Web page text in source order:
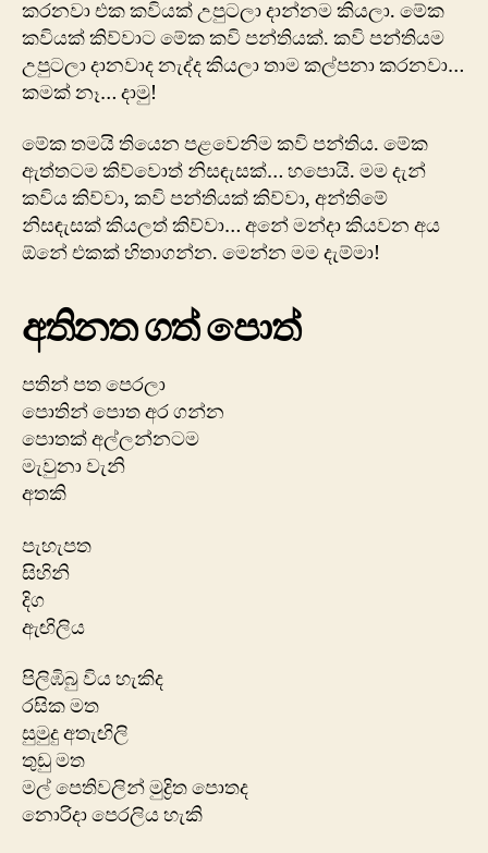
කරනවා එක කවියක් උපුටලා දාන්නම කියලා. මේක
කවියක් කිව්වාට මේක කවි පන්තියක්. කවි පන්තියම
උපුටලා දානවාද නැද්ද කියලා තාම කල්පනා කරනවා…
කමක් නෑ… දාමු!
මේක තමයි තියෙන පළවෙනිම කවි පන්තිය. මේක
ඇත්තටම කිව්වොත් නිසඳැසක්… හපොයි. මම දැන්
කවිය කිව්වා, කවි පන්තියක් කිව්වා, අන්තිමේ
නිසඳැසක් කියලත් කිව්වා… අනේ මන්දා කියවන අය
ඕනේ එකක් හිතාගන්න. මෙන්න මම දැම්මා!
අතිනත ගත් පොත්
පතින් පත පෙරලා
පොතින් පොත අර ගන්න
පොතක් අල්ලන්නටම
මැවුනා වැනි
අතකි
පැහැපත
සිහිනි
දිග
ඇඟිලිය
පිලිඹිබු විය හැකිද
රසික මත
සුමුදු අතැඟිලි
තුඩු මත
මල් පෙතිවලින් මුද්‍රිත පොතද
නොරිදා පෙරලිය හැකි